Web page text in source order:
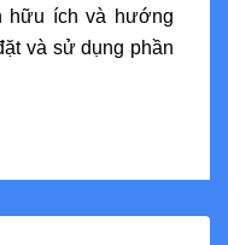
hữu ích và hướng
và sử dụng phần